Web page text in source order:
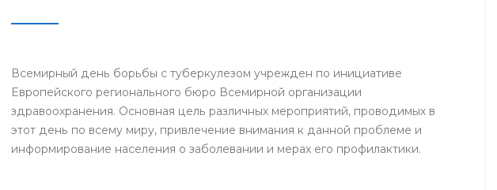
Всемирный день борьбы с туберкулезом учрежден по инициативе
Европейского регионального бюро Всемирной организации
здравоохранения. Основная цель различных мероприятий, проводимых в
этот день по всему миру, привлечение внимания к данной проблеме и
информирование населения о заболевании и мерах его профилактики.